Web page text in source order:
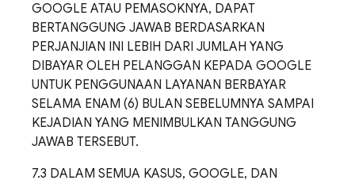
GOOGLE ATAU PEMASOKNYA, DAPAT
BERTANGGUNG JAWAB BERDASARKAN
PERJANJIAN INI LEBIH DARI JUMLAH YANG
DIBAYAR OLEH PELANGGAN KEPADA GOOGLE
UNTUK PENGGUNAAN LAYANAN BERBAYAR
SELAMA ENAM (6) BULAN SEBELUMNYA SAMPAI
KEJADIAN YANG MENIMBULKAN TANGGUNG
JAWAB TERSEBUT.
7.3 DALAM SEMUA KASUS, GOOGLE, DAN